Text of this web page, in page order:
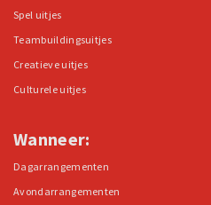
Spel uitjes
Teambuildingsuitjes
Creatieve uitjes
Culturele uitjes
Wanneer:
Dagarrangementen
Avondarrangementen